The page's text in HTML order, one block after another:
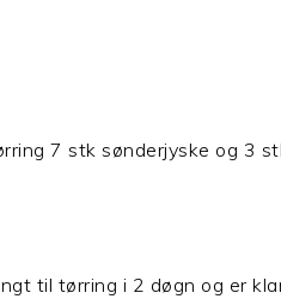
7 stk sønderjyske og 3
til tørring i 2 døgn og er